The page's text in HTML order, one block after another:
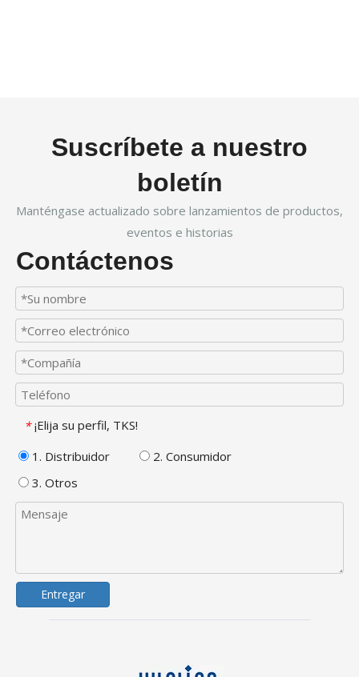
Suscríbete a nuestro
boletín
Manténgase actualizado sobre lanzamientos de productos,
eventos e historias
Contáctenos
* ¡Elija su perfil, TKS!
1. Distribuidor
2. Consumidor
3. Otros
Entregar